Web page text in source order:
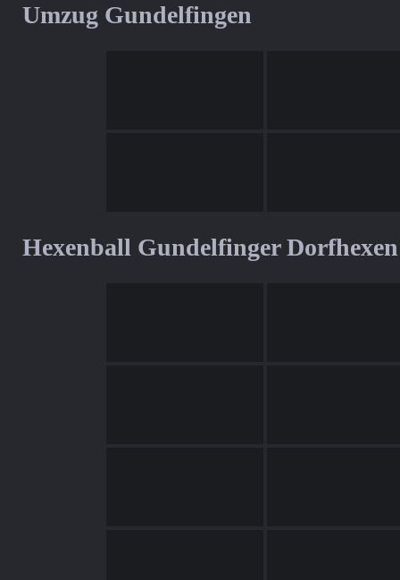
Umzug Gundelfingen
Hexenball Gundelfinger Dorfhexen